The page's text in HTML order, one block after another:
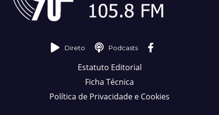
Direto Podcasts
Estatuto Editorial
Ficha Técnica
Política de Privacidade e Cookies